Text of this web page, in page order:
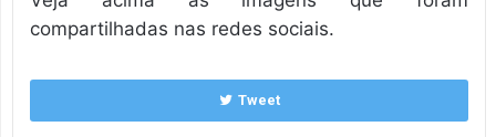
compartilhadas nas redes sociais.
Tweet